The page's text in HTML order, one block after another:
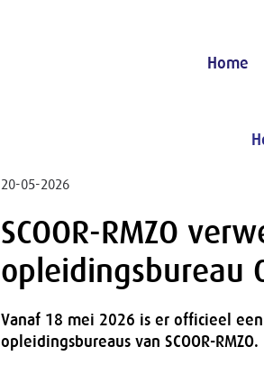
Home
20-05-2026
SCOOR-RMZO
opleidingsbureau
Vanaf 18 mei 2026 is er officieel
opleidingsbureaus van SCOOR-RMZO.